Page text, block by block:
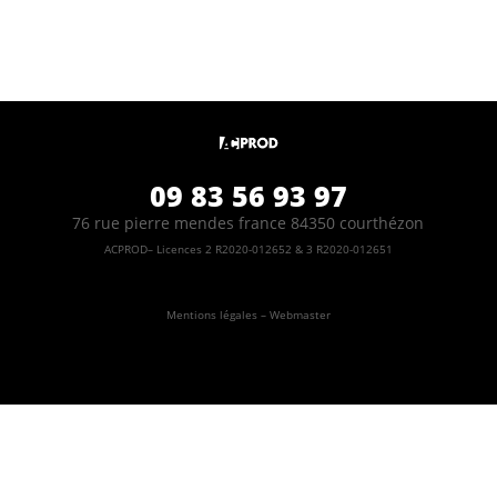
09 83 56 93 97
76 rue pierre mendes france 84350 courthézon
ACPROD– Licences 2 R2020-012652 & 3 R2020-012651
Mentions légales – Webmaster